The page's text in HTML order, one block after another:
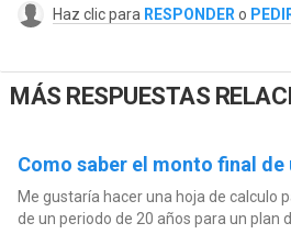
Haz clic para RESPONDER o
MÁS RESPUESTAS
Como saber el monto final de
Me gustaría hacer una hoja de calculo
de un periodo de 20 años para un plan